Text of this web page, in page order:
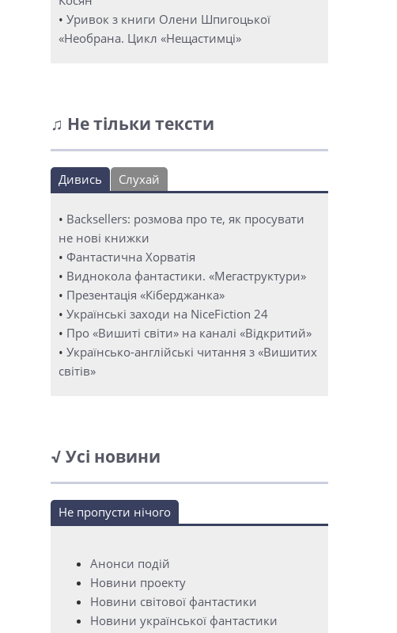
• Уривок з книги Олени Шпигоцької
«Необрана. Цикл «Нещастимці»
♫ Не тільки тексти
Дивись Слухай
• Backsellers: розмова про те, як просувати
не нові книжки
• Фантастична Хорватія
• Виднокола фантастики. «Мегаструктури»
• Презентація «Кіберджанка»
• Українські заходи на NiceFiction 24
• Про «Вишиті світи» на каналі «Відкритий»
• Українсько-англійські читання з «Вишитих
світів»
√ Усі новини
Не пропусти нічого
Анонси подій
Новини проекту
Новини світової фантастики
Новини української фантастики